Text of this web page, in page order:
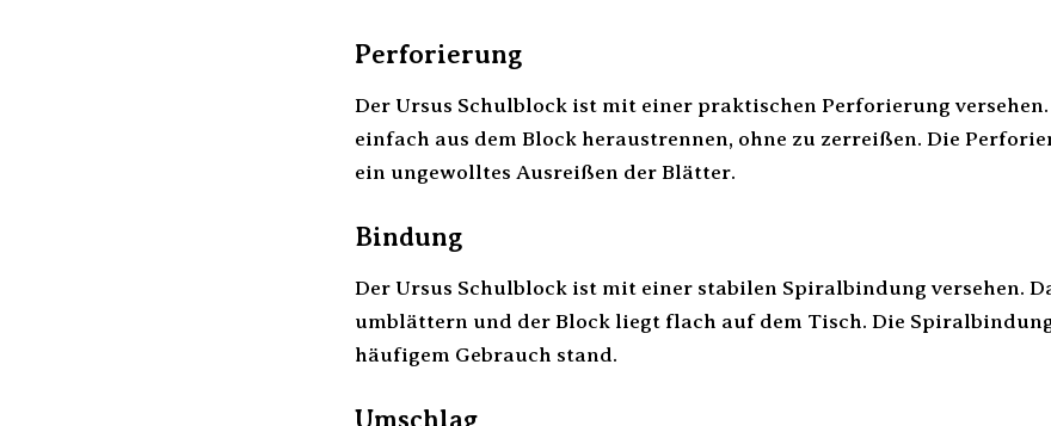
Perforierung
Der Ursus Schulblock ist mit einer praktischen Perforierung
einfach aus dem Block heraustrennen, ohne zu zerreißen. Die
ein ungewolltes Ausreißen der Blätter.
Bindung
Der Ursus Schulblock ist mit einer stabilen Spiralbindung versehen.
umblättern und der Block liegt flach auf dem Tisch. Die
häufigem Gebrauch stand.
Umschlag